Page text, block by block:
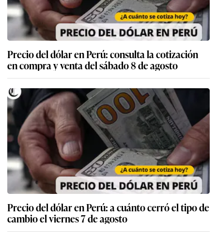
Precio del dólar en Perú: consulta la cotización
en compra y venta del sábado 8 de agosto
Precio del dólar en Perú: a cuánto cerró el tipo de
cambio el viernes 7 de agosto